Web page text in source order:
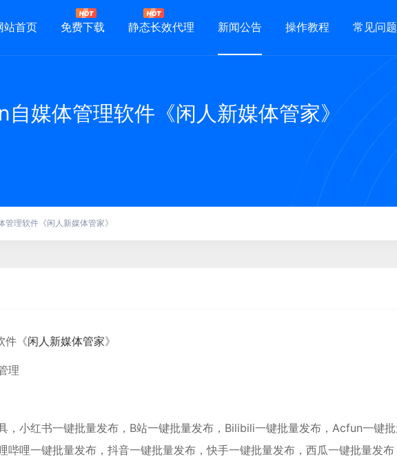
站首页 免费下载 静态长效代理 新闻公告 操作教程 常见问题
媒体管理软件《闲人新媒体管家》
理软件《闲人新媒体管家》
件《闲人新媒体管家》
理
，小红书一键批量发布，B站一键批量发布，Bilibili一键批量发布，Acfun一键
哔哩一键批量发布，抖音一键批量发布，快手一键批量发布，西瓜一键批量发布